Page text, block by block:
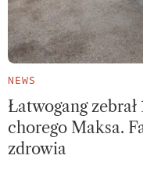
NEWS
Łatwogang
chorego Maksa.
zdrowia